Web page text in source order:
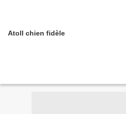
Atoll chien fidèle